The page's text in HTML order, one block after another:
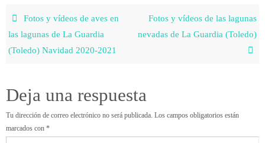
Fotos y vídeos de aves en
las lagunas de La Guardia
(Toledo) Navidad 2020-2021
Fotos y vídeos de las lagunas
nevadas de La Guardia (Toledo)
Deja una respuesta
Tu dirección de correo electrónico no será publicada. Los campos obligatorios están
marcados con *